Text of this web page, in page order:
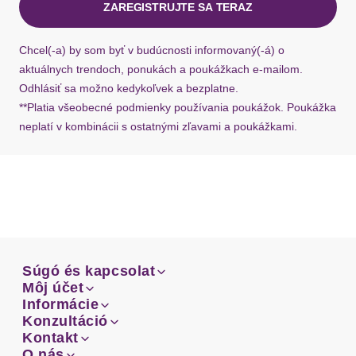
ZAREGISTRUJTE SA TERAZ
Chcel(-a) by som byť v budúcnosti informovaný(-á) o
aktuálnych trendoch, ponukách a poukážkach e-mailom.
Odhlásiť sa možno kedykoľvek a bezplatne.
**Platia všeobecné podmienky používania poukážok. Poukážka
neplatí v kombinácii s ostatnými zľavami a poukážkami.
Súgó és kapcsolat
Email
Facebook
Súgó és kapcsolat
Email
Facebook
Môj účet
Prehľad objednávok
Môj účet
Prehľad objednávok
Informácie
Doprava
Informácie
Doprava
Konzultáció
Sprievodca-veľkosťami
Konzultáció
Kontakt
Kontakt